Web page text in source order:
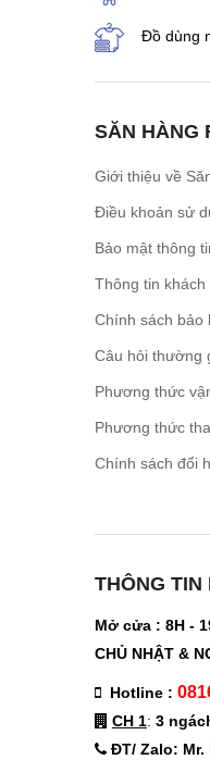
Đồ dùng
SĂN HÀNG
Giới thiệu về
Điều khoản sử
Bảo mật thông
Thông tin
Chính sách bảo
Câu hỏi thường
Phương thức
Phương thức
Chính sách đổi
THÔNG TIN
Mở cửa : 8H -
CHỦ NHẬT &
Hotline :
CH 1: 3
ĐT/ Zalo: Mr.